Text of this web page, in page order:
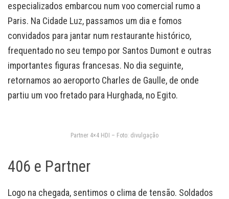
especializados embarcou num voo comercial rumo a
Paris. Na Cidade Luz, passamos um dia e fomos
convidados para jantar num restaurante histórico,
frequentado no seu tempo por Santos Dumont e outras
importantes figuras francesas. No dia seguinte,
retornamos ao aeroporto Charles de Gaulle, de onde
partiu um voo fretado para Hurghada, no Egito.
Partner 4×4 HDI – Foto: divulgação
406 e Partner
Logo na chegada, sentimos o clima de tensão. Soldados